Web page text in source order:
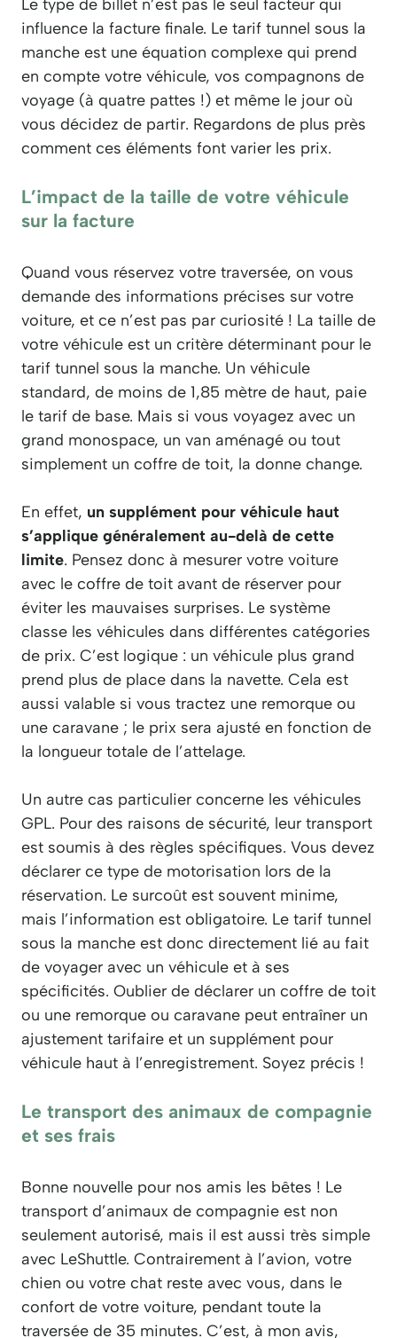
Le type de billet n’est pas le seul facteur qui
influence la facture finale. Le tarif tunnel sous la
manche est une équation complexe qui prend
en compte votre véhicule, vos compagnons de
voyage (à quatre pattes !) et même le jour où
vous décidez de partir. Regardons de plus près
comment ces éléments font varier les prix.
L’impact de la taille de votre véhicule
sur la facture
Quand vous réservez votre traversée, on vous
demande des informations précises sur votre
voiture, et ce n’est pas par curiosité ! La taille de
votre véhicule est un critère déterminant pour le
tarif tunnel sous la manche. Un véhicule
standard, de moins de 1,85 mètre de haut, paie
le tarif de base. Mais si vous voyagez avec un
grand monospace, un van aménagé ou tout
simplement un coffre de toit, la donne change.
En effet, un supplément pour véhicule haut
s’applique généralement au-delà de cette
limite. Pensez donc à mesurer votre voiture
avec le coffre de toit avant de réserver pour
éviter les mauvaises surprises. Le système
classe les véhicules dans différentes catégories
de prix. C’est logique : un véhicule plus grand
prend plus de place dans la navette. Cela est
aussi valable si vous tractez une remorque ou
une caravane ; le prix sera ajusté en fonction de
la longueur totale de l’attelage.
Un autre cas particulier concerne les véhicules
GPL. Pour des raisons de sécurité, leur transport
est soumis à des règles spécifiques. Vous devez
déclarer ce type de motorisation lors de la
réservation. Le surcoût est souvent minime,
mais l’information est obligatoire. Le tarif tunnel
sous la manche est donc directement lié au fait
de voyager avec un véhicule et à ses
spécificités. Oublier de déclarer un coffre de toit
ou une remorque ou caravane peut entraîner un
ajustement tarifaire et un supplément pour
véhicule haut à l’enregistrement. Soyez précis !
Le transport des animaux de compagnie
et ses frais
Bonne nouvelle pour nos amis les bêtes ! Le
transport d’animaux de compagnie est non
seulement autorisé, mais il est aussi très simple
avec LeShuttle. Contrairement à l’avion, votre
chien ou votre chat reste avec vous, dans le
confort de votre voiture, pendant toute la
traversée de 35 minutes. C’est, à mon avis,